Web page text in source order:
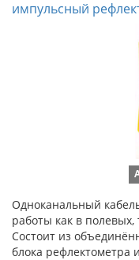
импульсный
Одноканальный
работы как в полевых,
Состоит из
блока рефлектометра